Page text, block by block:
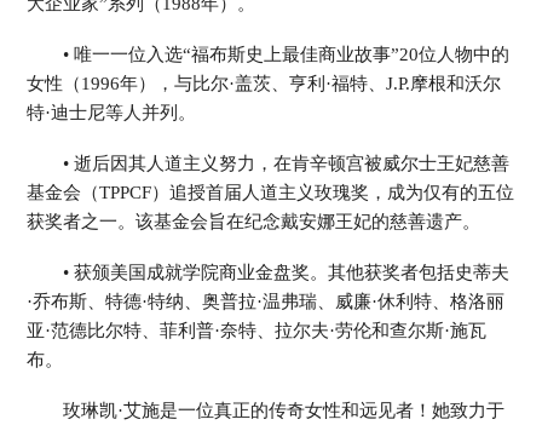
• 唯一一位入选“福布斯史上最佳商业故事”20位人物中的
女性（1996年），与比尔·盖茨、亨利·福特、J.P.摩根和沃尔
特·迪士尼等人并列。
• 逝后因其人道主义努力，在肯辛顿宫被威尔士王妃慈善
基金会（TPPCF）追授首届人道主义玫瑰奖，成为仅有的五位
获奖者之一。该基金会旨在纪念戴安娜王妃的慈善遗产。
• 获颁美国成就学院商业金盘奖。其他获奖者包括史蒂夫
·乔布斯、特德·特纳、奥普拉·温弗瑞、威廉·休利特、格洛丽
亚·范德比尔特、菲利普·奈特、拉尔夫·劳伦和查尔斯·施瓦
布。
玫琳凯·艾施是一位真正的传奇女性和远见者！她致力于